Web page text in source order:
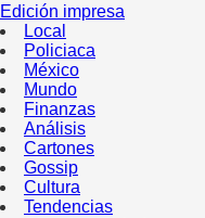
Edición impresa
Local
Policiaca
México
Mundo
Finanzas
Análisis
Cartones
Gossip
Cultura
Tendencias